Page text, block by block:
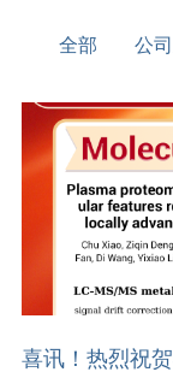
全部 公
喜讯！热烈祝